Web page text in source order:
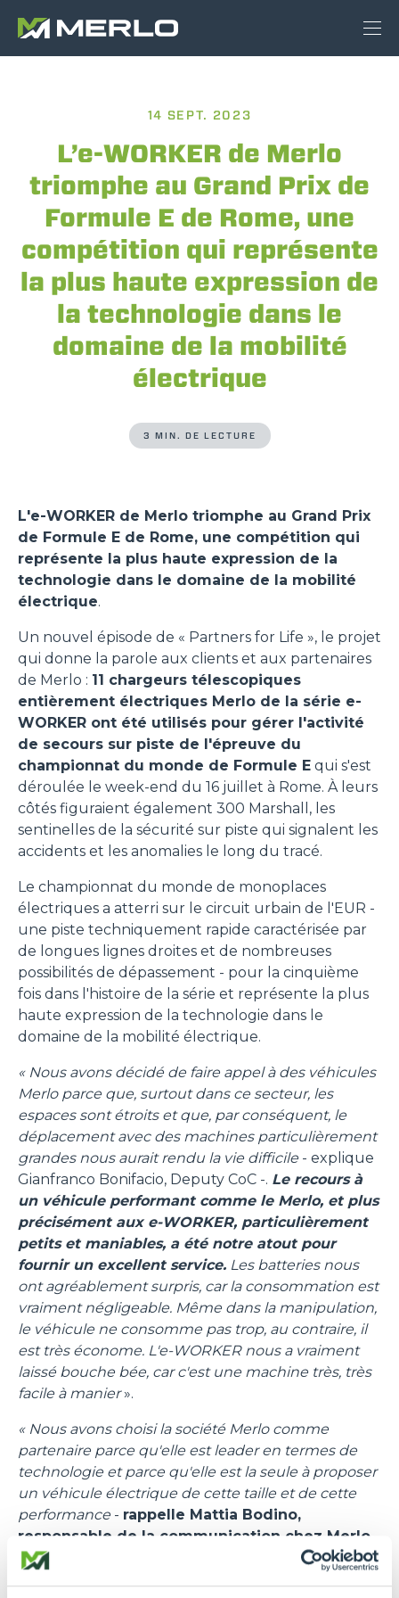
14 SEPT. 2023
L’e-WORKER de Merlo
triomphe au Grand Prix de
Formule E de Rome, une
compétition qui représente
la plus haute expression de
la technologie dans le
domaine de la mobilité
électrique
3 MIN. DE LECTURE
L'e-WORKER de Merlo triomphe au Grand Prix
de Formule E de Rome, une compétition qui
représente la plus haute expression de la
technologie dans le domaine de la mobilité
électrique.
Un nouvel épisode de « Partners for Life », le projet
qui donne la parole aux clients et aux partenaires
de Merlo : 11 chargeurs télescopiques
entièrement électriques Merlo de la série e-
WORKER ont été utilisés pour gérer l'activité
de secours sur piste de l'épreuve du
championnat du monde de Formule E qui s'est
déroulée le week-end du 16 juillet à Rome. À leurs
côtés figuraient également 300 Marshall, les
sentinelles de la sécurité sur piste qui signalent les
accidents et les anomalies le long du tracé.
Le championnat du monde de monoplaces
électriques a atterri sur le circuit urbain de l'EUR -
une piste techniquement rapide caractérisée par
de longues lignes droites et de nombreuses
possibilités de dépassement - pour la cinquième
fois dans l'histoire de la série et représente la plus
haute expression de la technologie dans le
domaine de la mobilité électrique.
« Nous avons décidé de faire appel à des véhicules
Merlo parce que, surtout dans ce secteur, les
espaces sont étroits et que, par conséquent, le
déplacement avec des machines particulièrement
grandes nous aurait rendu la vie difficile - explique
Gianfranco Bonifacio, Deputy CoC -. Le recours à
un véhicule performant comme le Merlo, et plus
précisément aux e-WORKER, particulièrement
petits et maniables, a été notre atout pour
fournir un excellent service. Les batteries nous
ont agréablement surpris, car la consommation est
vraiment négligeable. Même dans la manipulation,
le véhicule ne consomme pas trop, au contraire, il
est très économe. L'e-WORKER nous a vraiment
laissé bouche bée, car c'est une machine très, très
facile à manier».
« Nous avons choisi la société Merlo comme
partenaire parce qu'elle est leader en termes de
technologie et parce qu'elle est la seule à proposer
un véhicule électrique de cette taille et de cette
performance- rappelle Mattia Bodino,
responsable de la communication chez Merlo
-.Pour l'activité de secours sur piste, il est essentiel